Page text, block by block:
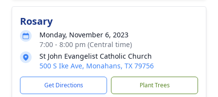
Rosary
Monday, November 6, 2023
7:00 - 8:00 pm (Central time)
St John Evangelist Catholic Church
500 S Ike Ave, Monahans, TX 79756
Get Directions Plant Trees